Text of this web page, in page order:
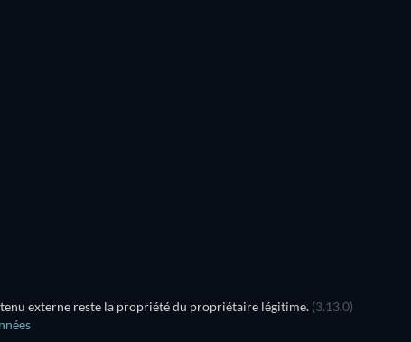
externe reste la propriété du propriétaire légitime. (3.13.0)